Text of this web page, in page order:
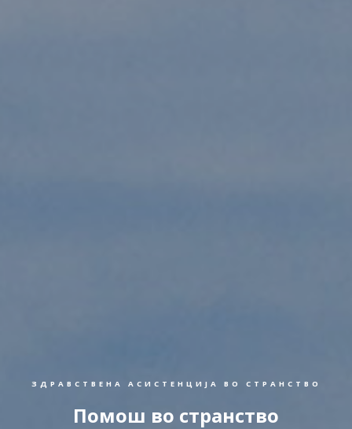
ЗДРАВСТВЕНА АСИСТЕНЦИЈА ВО СТРАНСТВО
Помош во странство